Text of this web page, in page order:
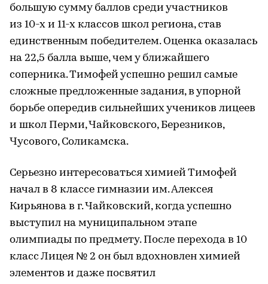
большую сумму баллов среди участников
из 10-х и 11-х классов школ региона, став
единственным победителем. Оценка оказалась
на 22,5 балла выше, чем у ближайшего
соперника. Тимофей успешно решил самые
сложные предложенные задания, в упорной
борьбе опередив сильнейших учеников лицеев
и школ Перми, Чайковского, Березников,
Чусового, Соликамска.
Серьезно интересоваться химией Тимофей
начал в 8 классе гимназии им. Алексея
Кирьянова в г. Чайковский, когда успешно
выступил на муниципальном этапе
олимпиады по предмету. После перехода в 10
класс Лицея № 2 он был вдохновлен химией
элементов и даже посвятил